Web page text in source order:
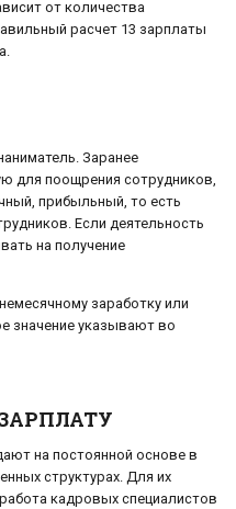
от количества
расчет 13 зарплаты
Заранее
для поощрения сотрудников,
прибыльный, то есть
Если деятельность
на получение
заработку или
значение указывают во
на постоянной основе в
структурах. Для их
кадровых специалистов